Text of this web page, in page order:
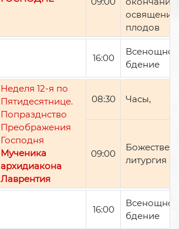
освящение
плодов
16:00
Всенощное
бдение
Неделя 12-я по
Пятидесятнице.
Попразднство
Преображения
Господня
Мученика
архидиакона
Лаврентия
08:30 Часы,
09:00
литургия
16:00
Всенощное
бдение